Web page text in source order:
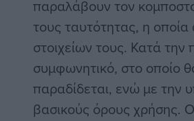
παραλάβουν τον
τους ταυτότητας, η οποία
στοιχείων τους. Κατά
συμφωνητικό, στο οποίο
παραδίδεται, ενώ με την
βασικούς όρους χρήσης.